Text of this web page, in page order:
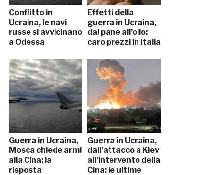
Conflitto in
Ucraina, le navi
russe si avvicinano
a Odessa
Effetti della
guerra in Ucraina,
dal pane all’olio:
caro prezzi in Italia
Guerra in Ucraina,
Mosca chiede armi
alla Cina: la
risposta
Guerra in Ucraina,
dall’attacco a Kiev
all’intervento della
Cina: le ultime